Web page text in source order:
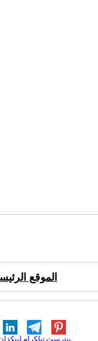
الموقع
تيلكرامبنترست